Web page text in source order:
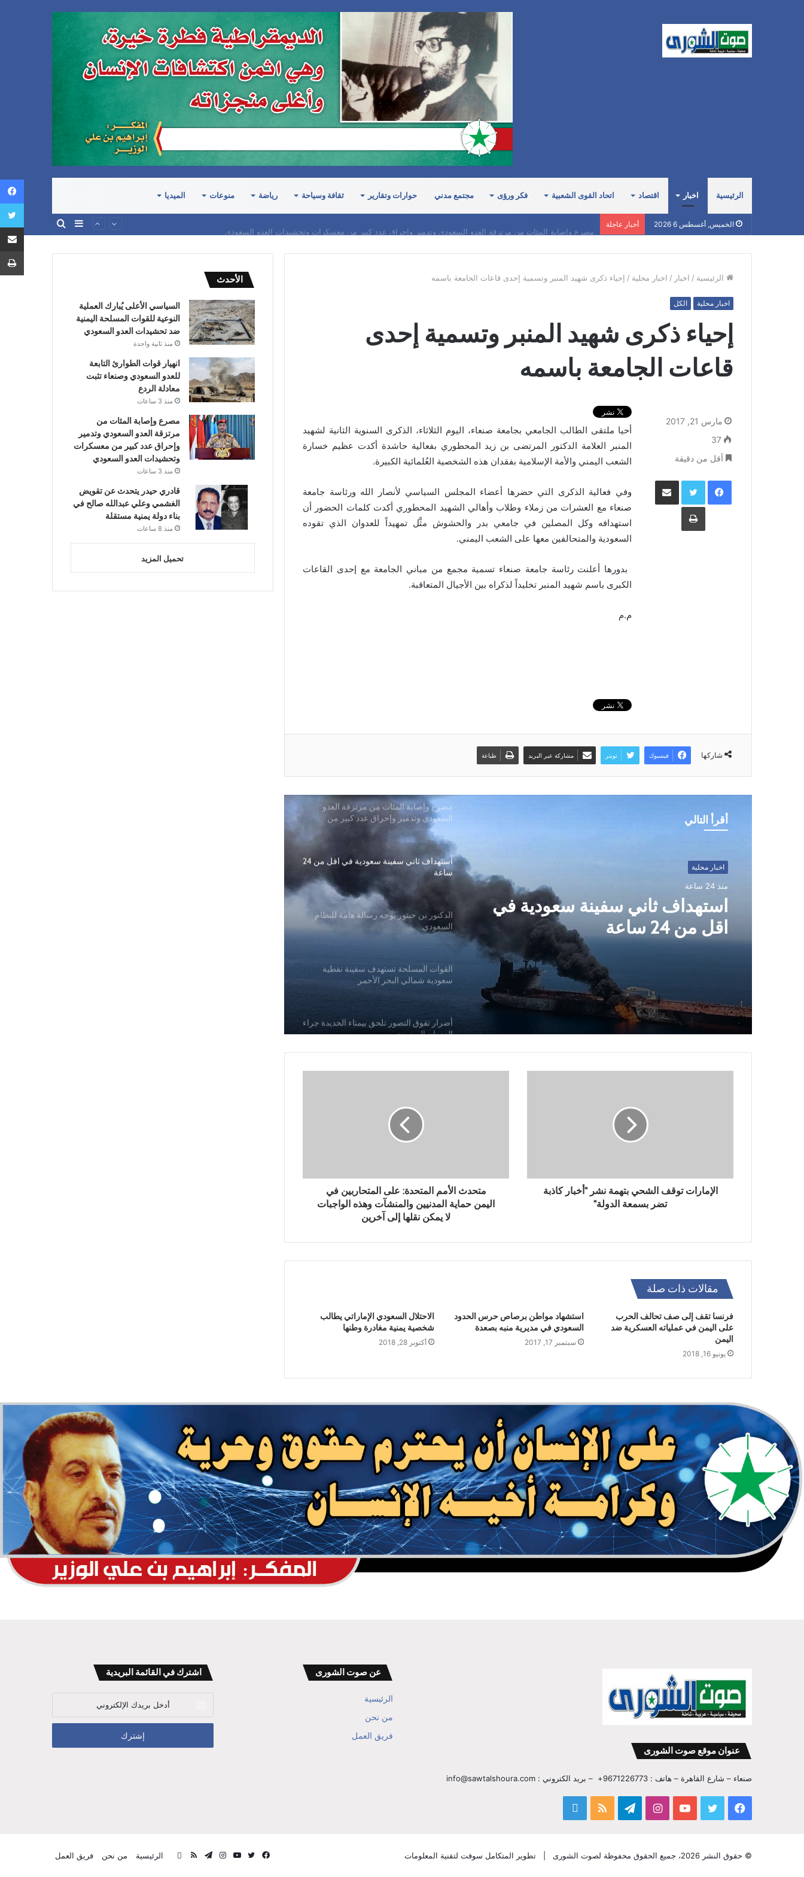
الرئيسية اخبار اقتصاد اتحاد القوى الشعبية فكر ورؤى مجتمع مدني حوارات وتقارير ثقافة وسياحة رياضة منوعات الميديا
الخميس, أغسطس 6 2026 أخبار عاجلة
إضافة
الرئيسية / اخبار / اخبار محلية / إحياء ذكرى شهيد المنبر وتسمية إحدى قاعات الجامعة باسمه
اخبار محلية الكل
إحياء ذكرى شهيد المنبر وتسمية إحدى
قاعات الجامعة باسمه
أحيا ملتقى الطالب الجامعي بجامعة صنعاء، اليوم الثلاثاء، الذكرى السنوية الثانية لشهيد
المنبر العلامة الدكتور المرتضى بن زيد المحطوري بفعالية حاشدة أكدت عظيم خسارة
الشعب اليمني والأمة الإسلامية بفقدان هذه الشخصية العُلمائية الكبيرة.
وفي فعالية الذكرى التي حضرها أعضاء المجلس السياسي لأنصار الله ورئاسة جامعة
صنعاء مع العشرات من زملاء وطلاب وأهالي الشهيد المحطوري أكدت كلمات الحضور أن
استهدافه وكل المصلين في جامعي بدر والحشوش مثَّل تمهيداً للعدوان الذي تقوده
السعودية والمتحالفين معها على الشعب اليمني.
بدورها أعلنت رئاسة جامعة صنعاء تسمية مجمع من مباني الجامعة مع إحدى القاعات
الكبرى باسم شهيد المنبر تخليداً لذكراه بين الأجيال المتعاقبة.
م.م
مارس 21, 2017
37
أقل من دقيقة
فيسبوك تويتر
طباعة
شاركها فيسبوك تويتر مشاركة عبر البريد طباعة
أقرأ التالي
اخبار محلية
منذ 24 ساعة
استهداف ثاني سفينة سعودية في
اقل من 24 ساعة
اخبار محلية
منذ 24 ساعة
الدكتور بن حبتور يوجه رسالة هامة
للنظام السعودي
بين ضغوط واشنطن ورسائل صنعاء… الرياض
في اختبار الانصياع للحق اليمني أو تكلفة
التصعيد
ساعة
الدكتور بن حبتور يوجه رسالة هامة للنظام
السعودي
القوات المسلحة تستهدف سفينة نفطية
سعودية شمالي البحر الأحمر
أضرار تفوق التصور تلحق بيمناء الحديدة جراء
العدوان السعودي
بين ضغوط واشنطن ورسائل صنعاء… الرياض
في اختبار الانصياع للحق اليمني أو تكلفة
بحضور اتحاد القوى الشعبية .. منظمة انتصاف
تصدر تقريرا حقوقياً بعنوان “دماء بلا عدالة”
القوات المسلحة تستهدف هدفاً حساساً
بمطار نجران
ساعة
السعودي
القوات المسلحة تستهدف سفينة نفطية
سعودية شمالي البحر الأحمر
أضرار تفوق التصور تلحق بيمناء الحديدة جراء
العدوان السعودي
الإمارات توقف الشحي بتهمة نشر "أخبار كاذبة
تضر بسمعة الدولة"
متحدث الأمم المتحدة: على المتحاربين في
اليمن حماية المدنيين والمنشآت وهذه الواجبات
لا يمكن نقلها إلى آخرين
مقالات ذات صلة
فرنسا تقف إلى صف تحالف الحرب
على اليمن في عملياته العسكرية ضد
اليمن
يونيو 16, 2018
استشهاد مواطن برصاص حرس الحدود
السعودي في مديرية منبه بصعدة
سبتمبر 17, 2017
الاحتلال السعودي الإماراتي يطالب
شخصية يمنية مغادرة وطنها
أكتوبر 28, 2018
الأحدث
السياسي الأعلى يُبارك العملية
النوعية للقوات المسلحة اليمنية
ضد تحشيدات العدو السعودي
منذ ثانية واحدة
انهيار قوات الطوارئ التابعة
للعدو السعودي وصنعاء تثبت
معادلة الردع
منذ 3 ساعات
مصرع وإصابة المئات من
مرتزقة العدو السعودي وتدمير
وإحراق عدد كبير من معسكرات
وتحشيدات العدو السعودي
منذ 3 ساعات
قادري حيدر يتحدث عن تقويض
الغشمي وعلي عبدالله صالح في
بناء دولة يمنية مستقلة
منذ 8 ساعات
تحميل المزيد
عنوان موقع صوت الشورى
صنعاء – شارع القاهرة – هاتف : 9671226773+ – بريد الكتروني : info@sawtalshoura.com
فيسبوك تويتر يوتيوب انستقرامتيلقرام ملخص
RSS
ابراهيم
عن صوت الشورى
الرئيسية
من نحن
فريق العمل
اشترك في القائمة البريدية
الإلكتروني
© حقوق النشر 2026، جميع الحقوق محفوظة لصوت الشورى | تطوير المتكامل سوفت لتقنية المعلومات الرئيسية من نحن فريق العمل فيسبوك
تويتر يوتيوبانستقرام
تيلقرامملخص